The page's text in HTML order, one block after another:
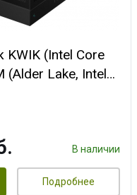
KWIK (Intel Core
(Alder Lake, Intel
64 ГБ ОЗУ/ Ninja
В наличии
Подробнее